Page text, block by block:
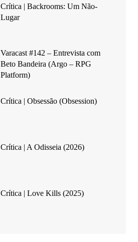
Crítica | Backrooms: Um Não-
Lugar
Varacast #142 – Entrevista com
Beto Bandeira (Argo – RPG
Platform)
Crítica | Obsessão (Obsession)
Crítica | A Odisseia (2026)
Crítica | Love Kills (2025)